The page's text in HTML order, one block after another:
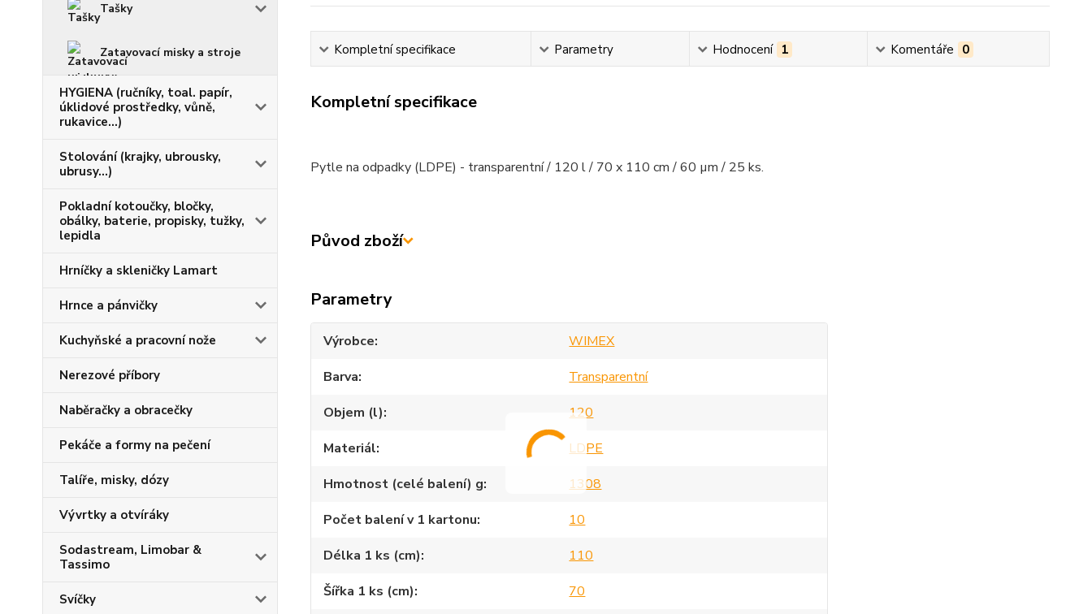
Tašky
Zatavovací misky a stroje
HYGIENA (ručníky, toal. papír,
úklidové prostředky, vůně,
rukavice...)
Stolování (krajky, ubrousky,
ubrusy...)
Pokladní kotoučky, bločky,
obálky, baterie, propisky, tužky,
lepidla
Hrníčky a skleničky Lamart
Hrnce a pánvičky
Kuchyňské a pracovní nože
Nerezové příbory
Naběračky a obracečky
Pekáče a formy na pečení
Talíře, misky, dózy
Vývrtky a otvíráky
Sodastream, Limobar &
Tassimo
Svíčky
Kompletní specifikace Parametry Hodnocení 1 Komentáře 0
Kompletní specifikace
Pytle na odpadky (LDPE) - transparentní / 120 l / 70 x 110 cm / 60 µm / 25 ks.
Původ zboží
Parametry
Výrobce
WIMEX
Barva
Transparentní
Objem (l)
120
Materiál
LDPE
Hmotnost (celé balení) g
1308
Počet balení v 1 kartonu
10
Délka 1 ks (cm)
110
Šířka 1 ks (cm)
70